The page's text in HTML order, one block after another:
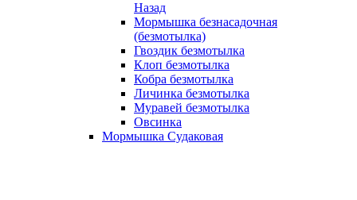
Назад
Мормышка безнасадочная
(безмотылка)
Гвоздик безмотылка
Клоп безмотылка
Кобра безмотылка
Личинка безмотылка
Муравей безмотылка
Овсинка
Мормышка Судаковая